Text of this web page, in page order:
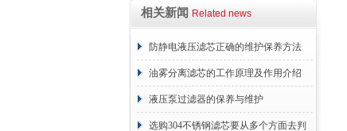
相关新闻 Related news
防静电液压滤芯正确的维护保养方法
油雾分离滤芯的工作原理及作用介绍
液压泵过滤器的保养与维护
选购304不锈钢滤芯要从多个方面去判